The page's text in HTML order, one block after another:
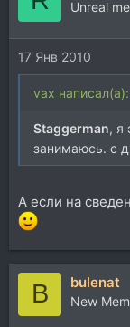
Unreal
17 Янв 2010
vax написал(а):
Staggerman, я
занимаюсь. с
А если на
B bulenat
New